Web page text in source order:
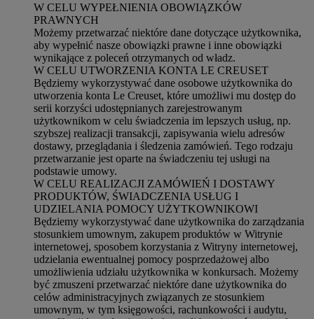
W CELU WYPEŁNIENIA OBOWIĄZKÓW
PRAWNYCH
Możemy przetwarzać niektóre dane dotyczące użytkownika,
aby wypełnić nasze obowiązki prawne i inne obowiązki
wynikające z poleceń otrzymanych od władz.
W CELU UTWORZENIA KONTA LE CREUSET
Będziemy wykorzystywać dane osobowe użytkownika do
utworzenia konta Le Creuset, które umożliwi mu dostęp do
serii korzyści udostępnianych zarejestrowanym
użytkownikom w celu świadczenia im lepszych usług, np.
szybszej realizacji transakcji, zapisywania wielu adresów
dostawy, przeglądania i śledzenia zamówień. Tego rodzaju
przetwarzanie jest oparte na świadczeniu tej usługi na
podstawie umowy.
W CELU REALIZACJI ZAMÓWIEŃ I DOSTAWY
PRODUKTÓW, ŚWIADCZENIA USŁUG I
UDZIELANIA POMOCY UŻYTKOWNIKOWI
Będziemy wykorzystywać dane użytkownika do zarządzania
stosunkiem umownym, zakupem produktów w Witrynie
internetowej, sposobem korzystania z Witryny internetowej,
udzielania ewentualnej pomocy posprzedażowej albo
umożliwienia udziału użytkownika w konkursach. Możemy
być zmuszeni przetwarzać niektóre dane użytkownika do
celów administracyjnych związanych ze stosunkiem
umownym, w tym księgowości, rachunkowości i audytu,